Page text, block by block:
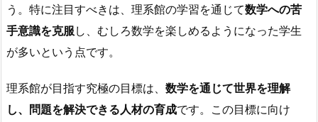
う。特に注目すべきは、理系館の学習を通じて数学への苦
手意識を克服 し、むしろ数学を楽しめるようになった学生
が多いという点です。
理系館が目指す究極の目標は、 数学を通じて世界を理解
し、問題を解決できる人材の育成です。この目標に向け